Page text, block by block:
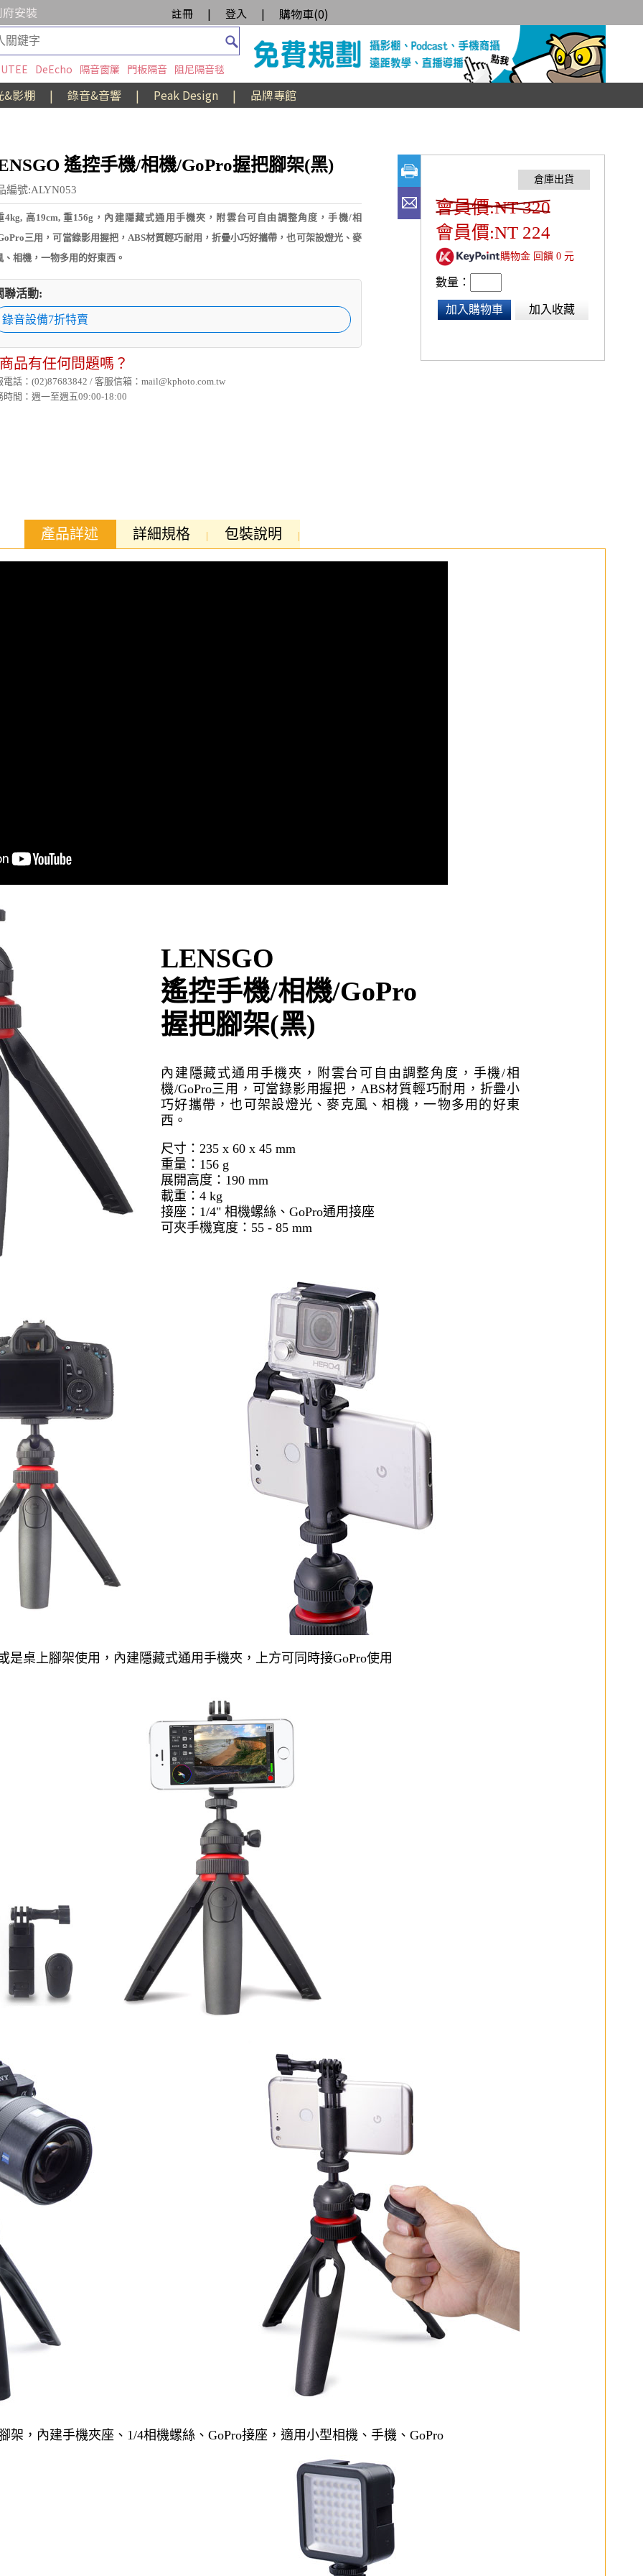
府安裝 註冊 | 登入 | 購物車(0)
DeEcho 隔音窗簾 門板隔音 阻尼隔音毯
&影棚 | 錄音&音響 | Peak Design | 品牌專館
遙控手機/相機/GoPro握把腳架(黑)
編號:ALYN053
4kg, 高19cm, 重156g，內建隱藏式通用手機夾，附雲台可自由調整角度，手機/相
三用，可當錄影用握把，ABS材質輕巧耐用，折疊小巧好攜帶，也可架設燈光、麥
、相機，一物多用的好東西。
聯活動:
錄音設備7折特賣
品有任何問題嗎？
電話：(02)87683842 / 客服信箱：mail@kphoto.com.tw
時間：週一至週五09:00-18:00
會員價:NT 320
會員價:NT 224
購物金 回饋 0 元
數量：
加入購物車 加入收藏
產品詳述 詳細規格 包裝說明
LENSGO
遙控手機/相機/GoPro
握把腳架(黑)
內建隱藏式通用手機夾，附雲台可自由調整角度，手機/相
機/GoPro三用，可當錄影用握把，ABS材質輕巧耐用，折疊小
巧好攜帶，也可架設燈光、麥克風、相機，一物多用的好東
西。
尺寸：235 x 60 x 45 mm
重量：156 g
展開高度：190 mm
載重：4 kg
接座：1/4" 相機螺絲、GoPro通用接座
可夾手機寬度：55 - 85 mm
是桌上腳架使用，內建隱藏式通用手機夾，上方可同時接GoPro使用
架，內建手機夾座、1/4相機螺絲、GoPro接座，適用小型相機、手機、GoPro